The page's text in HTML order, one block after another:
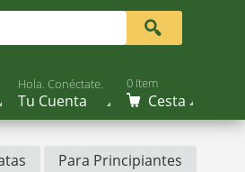
Hola. Conéctate.
Tu Cuenta
0 Item
Cesta
Para Principiantes